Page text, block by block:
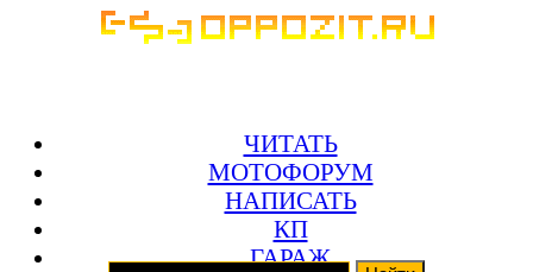
ЧИТАТЬ
МОТОФОРУМ
НАПИСАТЬ
КП
ГАРАЖ